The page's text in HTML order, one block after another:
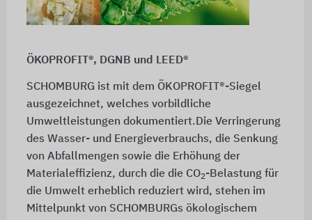
ÖKOPROFIT®, DGNB und LEED®
SCHOMBURG ist mit dem ÖKOPROFIT®-Siegel
ausgezeichnet, welches vorbildliche
Umweltleistungen dokumentiert.Die Verringerung
des Wasser- und Energieverbrauchs, die Senkung
von Abfallmengen sowie die Erhöhung der
Materialeffizienz, durch die die CO2-Belastung für
die Umwelt erheblich reduziert wird, stehen im
Mittelpunkt von SCHOMBURGs ökologischem